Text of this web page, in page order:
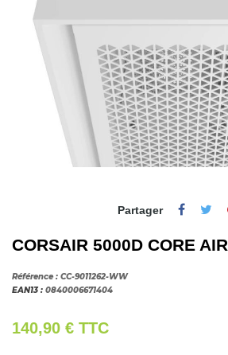
Partager
CORSAIR 5000D CORE
Référence : CC-9011262-WW
EAN13 : 0840006671404
140,90 € TTC